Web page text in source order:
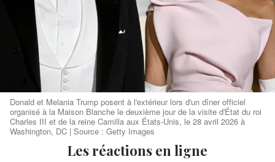
Donald et Melania Trump posent à l'extérieur lors d'un dîner officiel
organisé à la Maison Blanche le deuxième jour de la visite d'État du roi
Charles III et de la reine Camilla aux États-Unis, le 28 avril 2026 à
Washington, DC | Source : Getty Images
Les réactions en ligne